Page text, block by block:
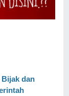
Bijak dan